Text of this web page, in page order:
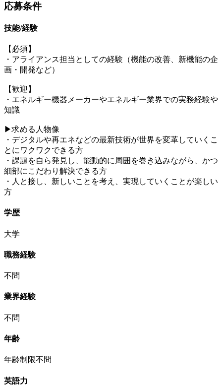
応募条件
技能/経験
【必須】
・アライアンス担当としての経験（機能の改善、新機能の企
画・開発など）
【歓迎】
・エネルギー機器メーカーやエネルギー業界での実務経験や
知識
▶︎求める人物像
・デジタルや再エネなどの最新技術が世界を変革していくこ
とにワクワクできる方
・課題を自ら発見し、能動的に周囲を巻き込みながら、かつ
細部にこだわり解決できる方
・人と接し、新しいことを考え、実現していくことが楽しい
方
学歴
大学
職務経験
不問
業界経験
不問
年齢
年齢制限不問
英語力